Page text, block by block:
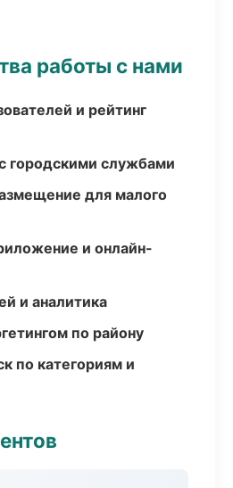
работы с нами
и рейтинг
городскими службами
для малого
и онлайн-
и аналитика
по району
по категориям и